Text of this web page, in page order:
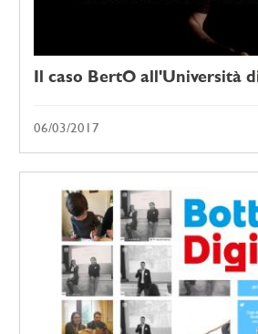
Il caso BertO all'Università
06/03/2017